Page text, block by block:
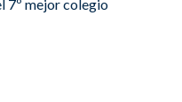
7º mejor colegio